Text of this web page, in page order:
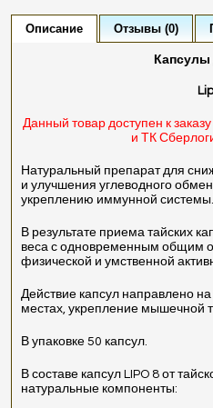
Описание Отзывы (0)
Капсулы
Данный товар доступен к
и ТК
Натуральный препарат для
и улучшения углеводного
укреплению иммунной системы.
В результате приема тайских
веса с одновременным общим
физической и умственной
Действие капсул направлено
местах, укрепление мышечной
В упаковке 50 капсул.
В составе капсул LIPO 8 от
натуральные компоненты: